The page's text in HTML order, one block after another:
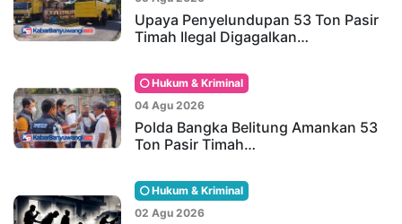
Upaya Penyelundupan 53 Ton Pasir
Timah Ilegal Digagalkan…
Hukum & Kriminal
04 Agu 2026
Polda Bangka Belitung Amankan 53
Ton Pasir Timah…
Hukum & Kriminal
02 Agu 2026